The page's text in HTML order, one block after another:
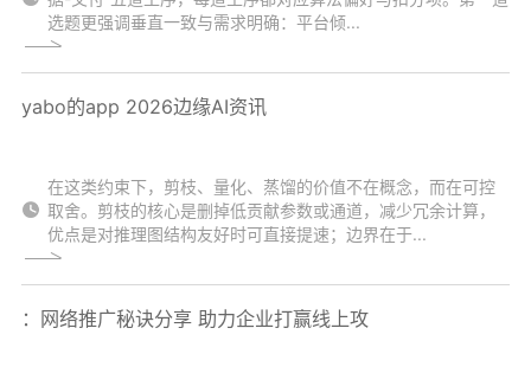
选题更强调垂直一致与需求明确：平台倾...
yabo的app 2026边缘AI资讯
在这类约束下，剪枝、量化、蒸馏的价值不在概念，而在可控
取舍。剪枝的核心是删掉低贡献参数或通道，减少冗余计算，
优点是对推理图结构友好时可直接提速；边界在于...
：网络推广秘诀分享 助力企业打赢线上攻